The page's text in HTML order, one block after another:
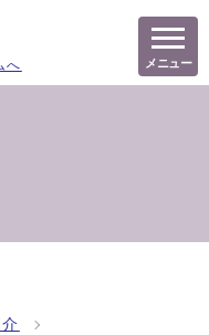
へ メニュー